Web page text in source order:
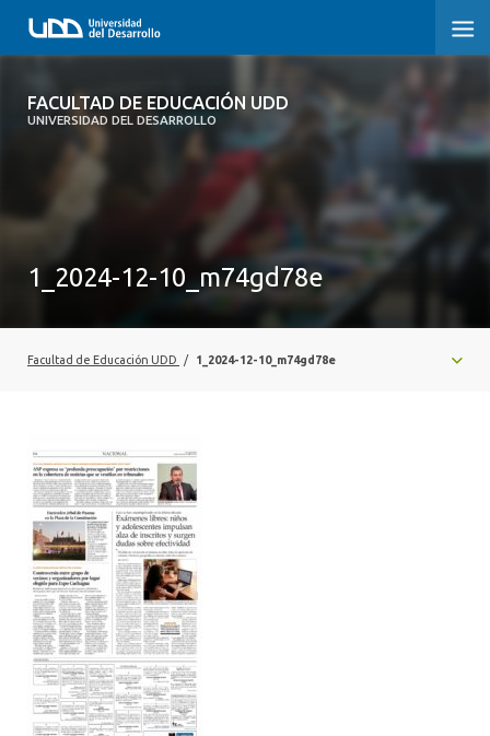
FACULTAD DE EDUCACIÓN UDD
UNIVERSIDAD DEL DESARROLLO
FACULTAD DE EDUCACIÓN UDD
ALUMNI
1_2024-12-10_m74gd78e
Facultad de Educación UDD / 1_2024-12-10_m74gd78e